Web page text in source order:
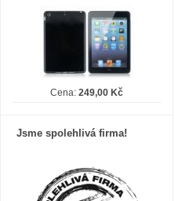
Cena: 249,00 Kč
Jsme spolehlivá firma!